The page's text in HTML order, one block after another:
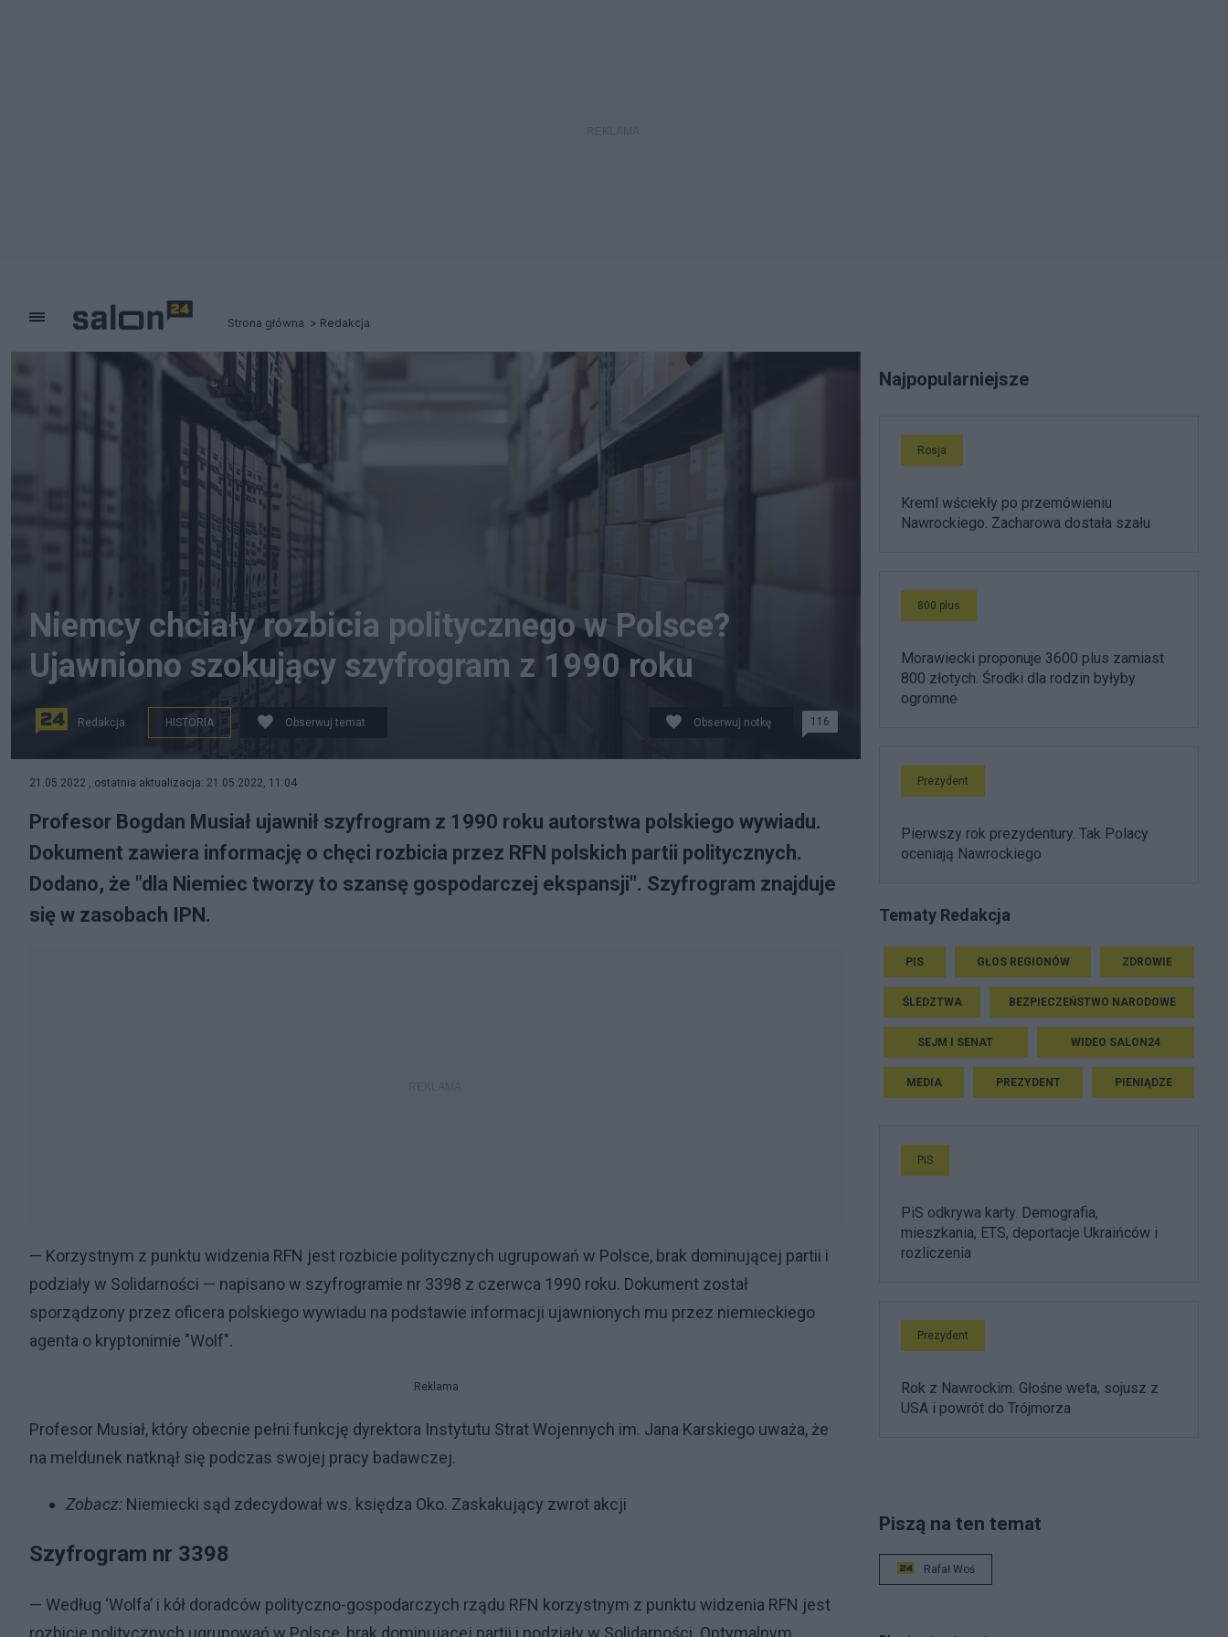
Strona główna Redakcja
rozbicia politycznego w Polsce. (zdjęcie ilustracyjne, źródło: Pixabay)
Niemcy chciały rozbicia politycznego w Polsce?
Ujawniono szokujący szyfrogram z 1990 roku
Redakcja HISTORIA Obserwuj temat Obserwuj notkę 116
21.05.2022 , ostatnia aktualizacja: 21.05.2022, 11:04
Profesor Bogdan Musiał ujawnił szyfrogram z 1990 roku autorstwa polskiego wywiadu.
Dokument zawiera informację o chęci rozbicia przez RFN polskich partii politycznych.
Dodano, że "dla Niemiec tworzy to szansę gospodarczej ekspansji". Szyfrogram znajduje
się w zasobach IPN.
— Korzystnym z punktu widzenia RFN jest rozbicie politycznych ugrupowań w Polsce, brak dominującej partii i
podziały w Solidarności — napisano w szyfrogramie nr 3398 z czerwca 1990 roku. Dokument został
sporządzony przez oficera polskiego wywiadu na podstawie informacji ujawnionych mu przez niemieckiego
agenta o kryptonimie "Wolf".
Reklama
Profesor Musiał, który obecnie pełni funkcję dyrektora Instytutu Strat Wojennych im. Jana Karskiego uważa, że
na meldunek natknął się podczas swojej pracy badawczej.
Zobacz: Niemiecki sąd zdecydował ws. księdza Oko. Zaskakujący zwrot akcji
Szyfrogram nr 3398
— Według ‘Wolfa’ i kół doradców polityczno-gospodarczych rządu RFN korzystnym z punktu widzenia RFN jest
rozbicie politycznych ugrupowań w Polsce, brak dominującej partii i podziały w Solidarności. Optymalnym
Najpopularniejsze
Rosja
Kreml wściekły po przemówieniu
Nawrockiego. Zacharowa dostała szału
800 plus
Morawiecki proponuje 3600 plus zamiast
800 złotych. Środki dla rodzin byłyby
ogromne
Prezydent
Pierwszy rok prezydentury. Tak Polacy
oceniają Nawrockiego
Tematy Redakcja
PIS GŁOS REGIONÓW ZDROWIE
ŚLEDZTWA BEZPIECZEŃSTWO NARODOWE
SEJM I SENAT WIDEO SALON24
MEDIA PREZYDENT PIENIĄDZE
PiS
PiS odkrywa karty. Demografia,
mieszkania, ETS, deportacje Ukraińców i
rozliczenia
Prezydent
Rok z Nawrockim. Głośne weta, sojusz z
USA i powrót do Trójmorza
Piszą na ten temat
Rafał Woś